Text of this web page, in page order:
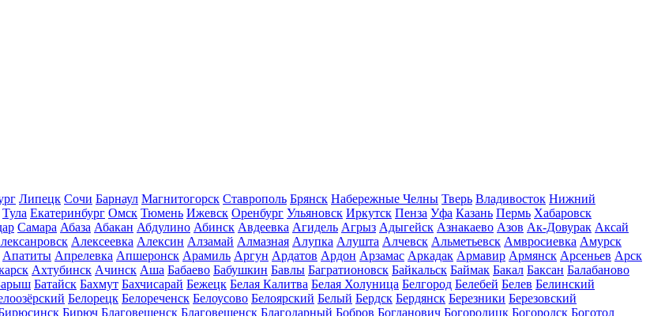
Липецк Сочи Барнаул Магнитогорск Ставрополь Брянск Набережные Челны Тверь Владивосток Нижний
Тула Екатеринбург Омск Тюмень Ижевск Оренбург Ульяновск Иркутск Пенза Уфа Казань Пермь Хабаровск
Самара Абаза Абакан Абдулино Абинск Авдеевка Агидель Агрыз Адыгейск Азнакаево Азов Ак-Довурак Аксай
Алексеевка Алексин Алзамай Алмазная Алупка Алушта Алчевск Альметьевск Амвросиевка Амурск
Апатиты Апрелевка Апшеронск Арамиль Аргун Ардатов Ардон Арзамас Аркадак Армавир Армянск Арсеньев Арск
Ахтубинск Ачинск Аша Бабаево Бабушкин Бавлы Багратионовск Байкальск Баймак Бакал Баксан Балабаново
Батайск Бахмут Бахчисарай Бежецк Белая Калитва Белая Холуница Белгород Белебей Белев Белинский
Белорецк Белореченск Белоусово Белоярский Белый Бердск Бердянск Березники Березовский
Бирюч Благовещенск Благовещенск Благодарный Бобров Богданович Богородицк Богородск Боготол